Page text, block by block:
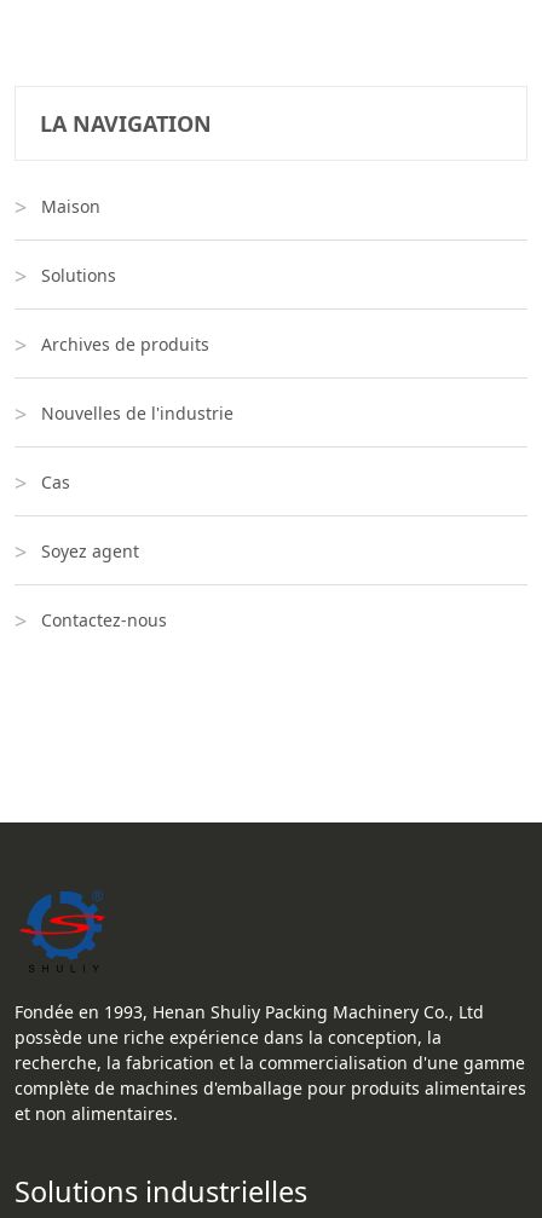
LA NAVIGATION
Maison
Solutions
Archives de produits
Nouvelles de l'industrie
Cas
Soyez agent
Contactez-nous
Fondée en 1993, Henan Shuliy Packing Machinery Co., Ltd
possède une riche expérience dans la conception, la
recherche, la fabrication et la commercialisation d'une gamme
complète de machines d'emballage pour produits alimentaires
et non alimentaires.
Solutions industrielles